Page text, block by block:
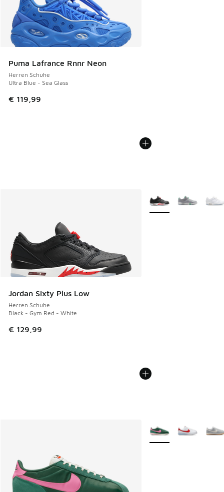
Puma Lafrance Rnnr Neon
Herren Schuhe
Ultra Blue - Sea Glass
€ 119,99
Jordan Sixty Plus Low
Herren Schuhe
Black - Gym Red - White
€ 129,99
Weitere Farben
Weitere Farben